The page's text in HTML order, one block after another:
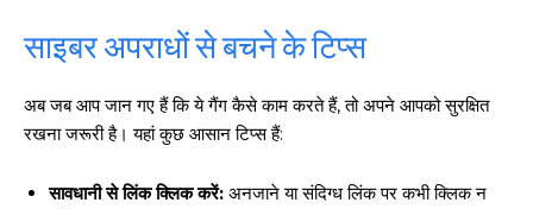
साइबर अपराधों से बचने के टिप्स
अब जब आप जान गए हैं कि ये गैंग कैसे काम करते हैं, तो अपने आपको सुरक्षित
रखना जरूरी है। यहां कुछ आसान टिप्स हैं:
सावधानी से लिंक क्लिक करें: अनजाने या संदिग्ध लिंक पर कभी क्लिक न